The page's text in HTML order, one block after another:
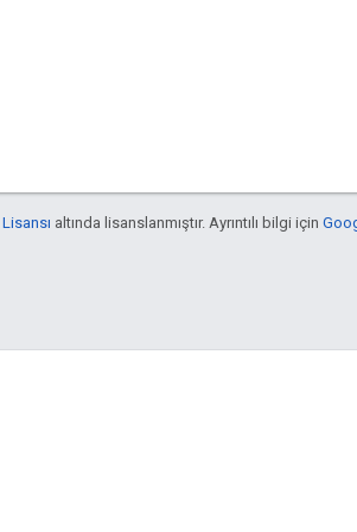
altında lisanslanmıştır. Ayrıntılı bilgi için